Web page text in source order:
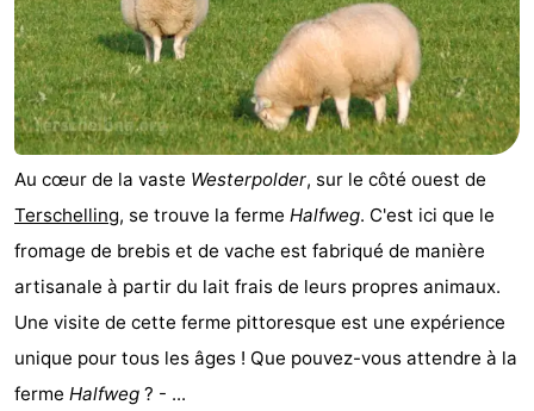
-
Stationnement
Saut
des
Wadden
Adresses
Médicales
Région
Friesland
-
Leeuwarden
Îles
de
-
Au cœur de la vaste Westerpolder, sur le côté ouest de
Terschelling, se trouve la ferme Halfweg. C'est ici que le
fromage de brebis et de vache est fabriqué de manière
artisanale à partir du lait frais de leurs propres animaux.
Une visite de cette ferme pittoresque est une expérience
unique pour tous les âges ! Que pouvez-vous attendre à la
ferme Halfweg ? - ...